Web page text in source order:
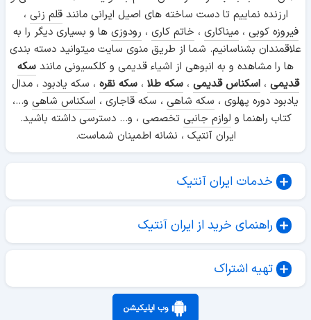
ارزنده نماییم تا دست ساخته های اصیل ایرانی مانندقلم زنی ،
فیروزه کوبی ،میناکاری ، خاتم کاری ، رودوزی ها و بسیاری دیگر را به
علاقمندان بشناسانیم. شما از طریق منوی سایت میتوانید دسته بندی
ها را مشاهده و به انبوهی از اشیاء قدیمی و کلکسیونی مانند سکه
قدیمی ، اسکناس قدیمی ، سکه طلا ، سکه نقره ، سکه یادبود ، مدال
یادبود دوره پهلوی ، سکه شاهی ، سکه قاجاری ، اسکناس شاهی و...،
کتاب راهنما و لوازم جانبی تخصصی ، و... دسترسی داشته باشید.
ایران آنتیک ، نشانه اطمینان شماست.
خدمات ایران آنتیک
راهنمای خرید از ایران آنتیک
تهیه اشتراک
وب اپلیکیشن